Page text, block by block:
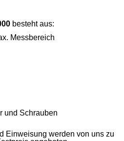
besteht aus:
Messbereich
und Schrauben
Einweisung werden von uns zu